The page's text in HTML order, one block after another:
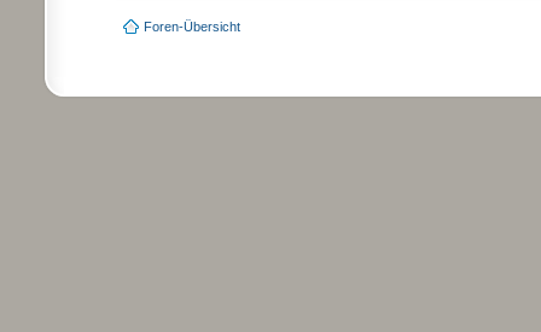
Foren-Übersicht